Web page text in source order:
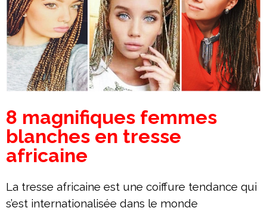
8 magnifiques femmes
blanches en tresse
africaine
La tresse africaine est une coiffure tendance qui
s’est internationalisée dans le monde